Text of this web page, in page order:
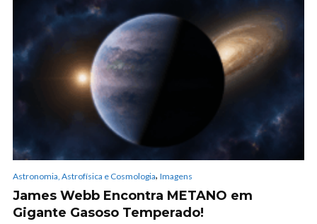
Astronomia, Astrofísica e Cosmologia, Imagens
James Webb Encontra METANO em
Gigante Gasoso Temperado!